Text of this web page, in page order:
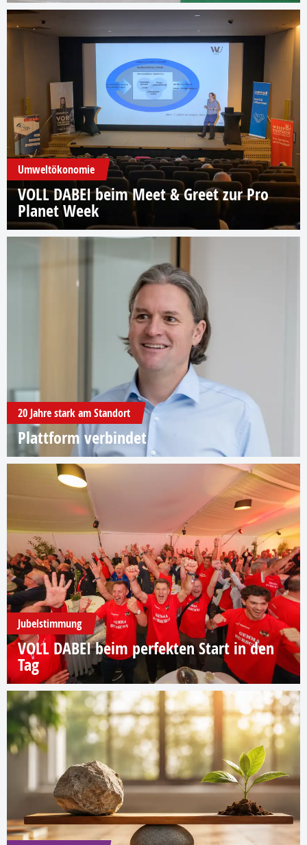
Umweltökonomie
VOLL DABEI beim Meet & Greet zur Pro
Planet Week
20 Jahre stark am Standort
Plattform verbindet
Jubelstimmung
VOLL DABEI beim perfekten Start in den
Tag